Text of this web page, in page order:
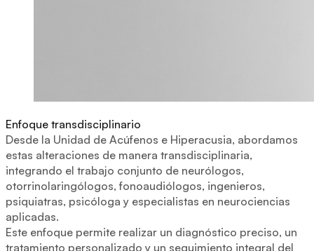
Enfoque transdisciplinario
Desde la Unidad de Acúfenos e Hiperacusia, abordamos
estas alteraciones de manera transdisciplinaria,
integrando el trabajo conjunto de neurólogos,
otorrinolaringólogos, fonoaudiólogos, ingenieros,
psiquiatras, psicóloga y especialistas en neurociencias
aplicadas.
Este enfoque permite realizar un diagnóstico preciso, un
tratamiento personalizado y un seguimiento integral del